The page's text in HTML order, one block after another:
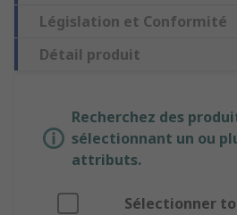
Législation et Conformité
Détail produit
Recherchez des
sélectionnant un ou
attributs.
Sélectionner